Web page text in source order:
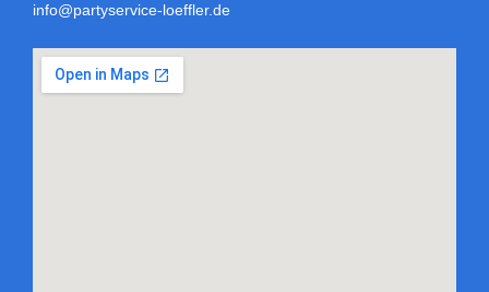
info@partyservice-loeffler.de